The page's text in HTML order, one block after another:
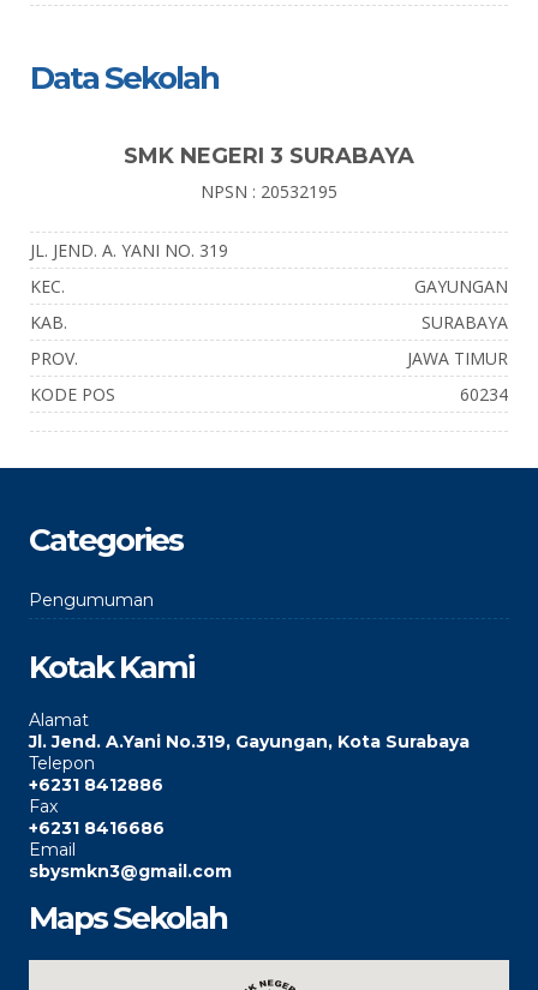
Data Sekolah
SMK NEGERI 3 SURABAYA
NPSN : 20532195
JL. JEND. A. YANI NO. 319
KEC.
GAYUNGAN
KAB.
SURABAYA
PROV.
JAWA TIMUR
KODE POS
60234
Categories
Pengumuman
Kotak Kami
Alamat
Jl. Jend. A.Yani No.319, Gayungan, Kota Surabaya
Telepon
+6231 8412886
Fax
+6231 8416686
Email
sbysmkn3@gmail.com
Maps Sekolah